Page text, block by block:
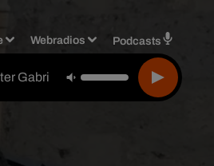
Webradios Podcasts
Gabriel